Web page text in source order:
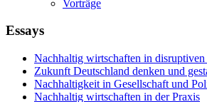
Vorträge
Essays
Nachhaltig wirtschaften in disruptiven
Zukunft Deutschland denken und
Nachhaltigkeit in Gesellschaft und
Nachhaltig wirtschaften in der Praxis